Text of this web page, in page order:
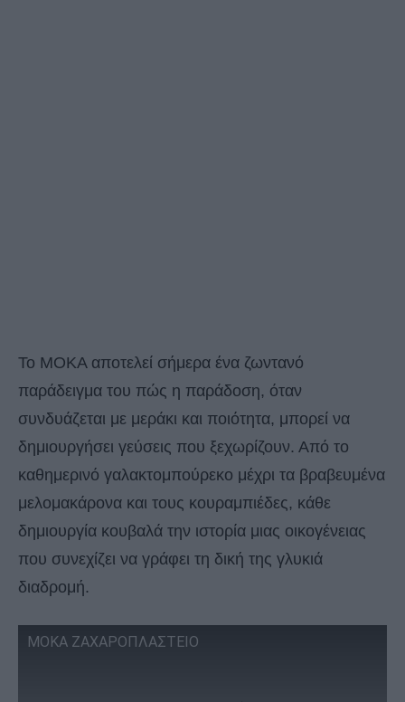
Το ΜΟΚΑ αποτελεί σήμερα ένα ζωντανό
παράδειγμα του πώς η παράδοση, όταν
συνδυάζεται με μεράκι και ποιότητα, μπορεί να
δημιουργήσει γεύσεις που ξεχωρίζουν. Από το
καθημερινό γαλακτομπούρεκο μέχρι τα βραβευμένα
μελομακάρονα και τους κουραμπιέδες, κάθε
δημιουργία κουβαλά την ιστορία μιας οικογένειας
που συνεχίζει να γράφει τη δική της γλυκιά
διαδρομή.
MOKA ZAXAΡΟΠΛΑΣΤΕΙΟ